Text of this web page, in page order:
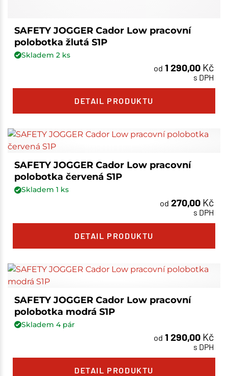
SAFETY JOGGER Cador Low pracovní
polobotka žlutá S1P
Skladem 2ks
od 1 290,00 Kč
s DPH
DETAIL PRODUKTU
SAFETY JOGGER Cador Low pracovní
polobotka červená S1P
Skladem 1 ks
od 270,00 Kč
s DPH
DETAIL PRODUKTU
SAFETY JOGGER Cador Low pracovní
polobotka modrá S1P
Skladem 4pár
od 1 290,00 Kč
s DPH
DETAIL PRODUKTU